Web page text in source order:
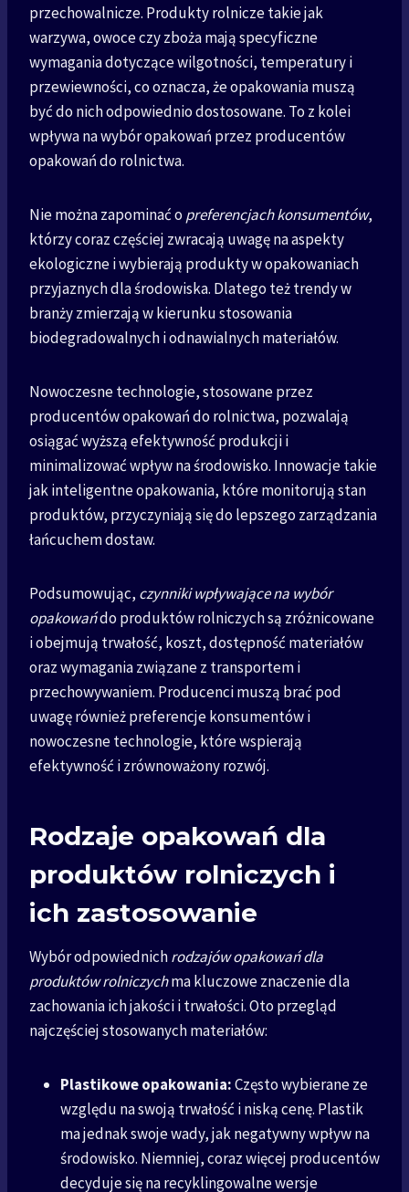
przechowalnicze. Produkty rolnicze takie jak
warzywa, owoce czy zboża mają specyficzne
wymagania dotyczące wilgotności, temperatury i
przewiewności, co oznacza, że opakowania muszą
być do nich odpowiednio dostosowane. To z kolei
wpływa na wybór opakowań przez producentów
opakowań do rolnictwa.
Nie można zapominać opreferencjach konsumentów,
którzy coraz częściej zwracają uwagę na aspekty
ekologiczne i wybierają produkty w opakowaniach
przyjaznych dla środowiska. Dlatego też trendy w
branży zmierzają w kierunku stosowania
biodegradowalnych i odnawialnych materiałów.
Nowoczesne technologie, stosowane przez
producentów opakowań do rolnictwa, pozwalają
osiągać wyższą efektywność produkcji i
minimalizować wpływ na środowisko. Innowacje takie
jak inteligentne opakowania, które monitorują stan
produktów, przyczyniają się do lepszego zarządzania
łańcuchem dostaw.
Podsumowując, czynniki wpływające na wybór
opakowańdo produktów rolniczych są zróżnicowane
i obejmują trwałość, koszt, dostępność materiałów
oraz wymagania związane z transportem i
przechowywaniem. Producenci muszą brać pod
uwagę również preferencje konsumentów i
nowoczesne technologie, które wspierają
efektywność i zrównoważony rozwój.
Rodzaje opakowań dla
produktów rolniczych i
ich zastosowanie
Wybór odpowiednichrodzajów opakowań dla
produktów rolniczychma kluczowe znaczenie dla
zachowania ich jakości i trwałości. Oto przegląd
najczęściej stosowanych materiałów:
Plastikowe opakowania:Często wybierane ze
względu na swoją trwałość i niską cenę. Plastik
ma jednak swoje wady, jak negatywny wpływ na
środowisko. Niemniej, coraz więcej producentów
decyduje się na recyklingowalne wersje